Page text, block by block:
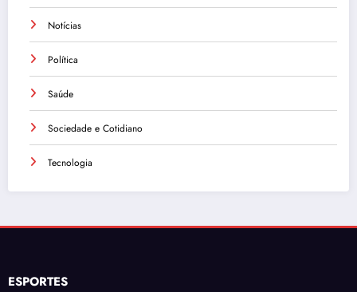
Notícias
Política
Saúde
Sociedade e Cotidiano
Tecnologia
ESPORTES